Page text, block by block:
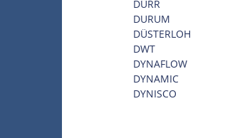
DÜRR
DURUM
DÜSTERLOH
DWT
DYNAFLOW
DYNAMIC
DYNISCO